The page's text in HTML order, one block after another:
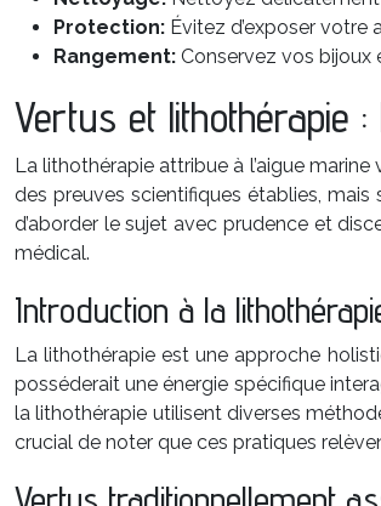
Protection: Évitez d’exposer
Rangement: Conservez vos bijoux
Vertus et lithothérapie
La lithothérapie attribue à l’aigue
des preuves scientifiques établies,
d’aborder le sujet avec prudence et
médical.
Introduction à la
La lithothérapie est une approche
posséderait une énergie spécifique
la lithothérapie utilisent diverses
crucial de noter que ces pratiques